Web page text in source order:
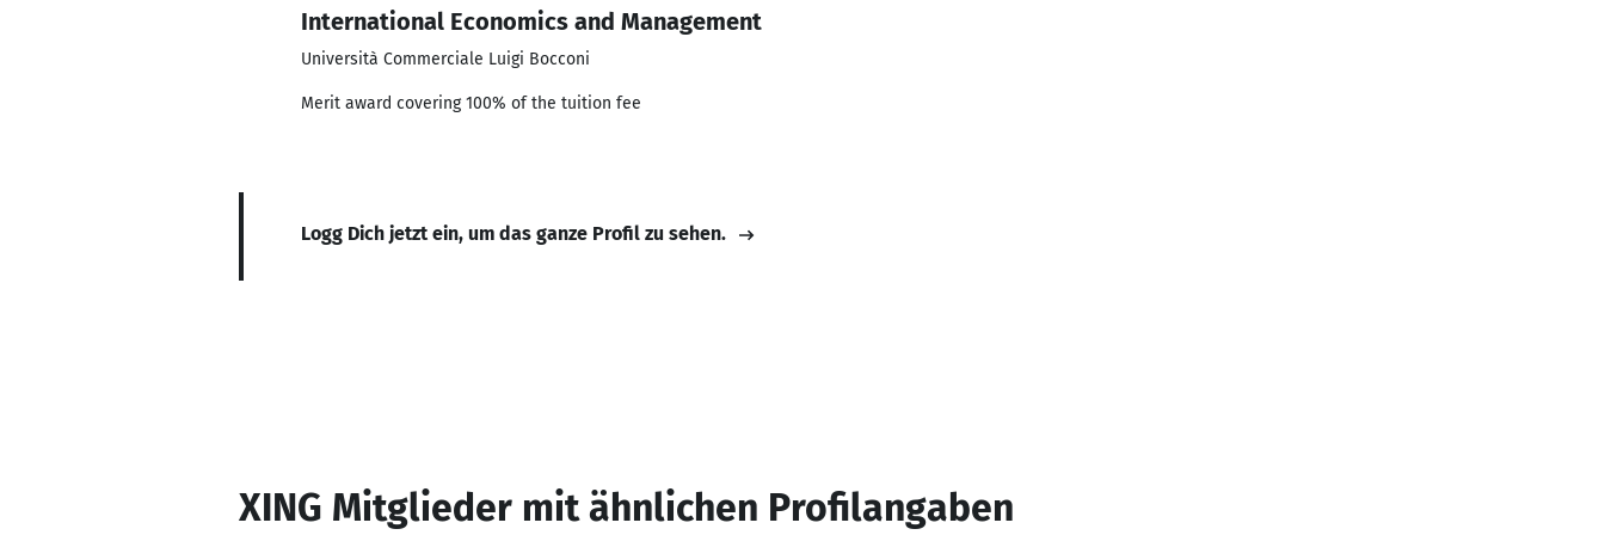
International Economics and Management
Università Commerciale Luigi Bocconi
Merit award covering 100% of the tuition fee
Logg Dich jetzt ein, um das ganze Profil zu sehen.
XING Mitglieder mit ähnlichen Profilangaben